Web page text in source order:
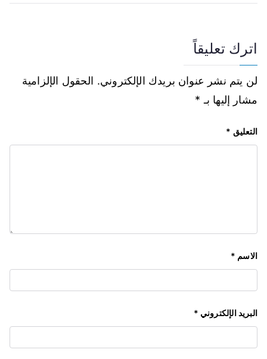
اترك تعليقاً
لن يتم نشر عنوان بريدك الإلكتروني. الحقول الإلزامية
مشار إليها بـ *
التعليق *
الاسم *
البريد الإلكتروني *